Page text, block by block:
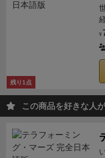
残り1点
¥
この商品を好きな人